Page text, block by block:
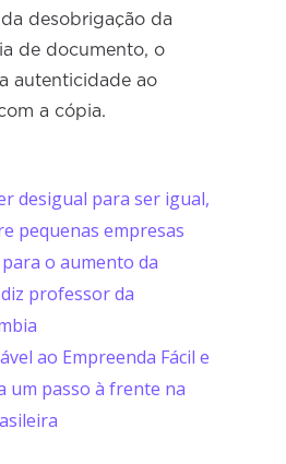
desobrigação da
de documento, o
autenticidade ao
a cópia.
desigual para ser igual,
pequenas empresas
o aumento da
professor da
ao Empreenda Fácil e
um passo à frente na